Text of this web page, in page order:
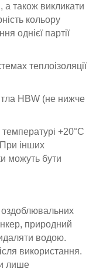
а також викликати
кольору
однієї партії
теплоізоляції
HBW (не нижче
температурі +20°С
При інших
можуть бути
природний
водою.
використання.
лише